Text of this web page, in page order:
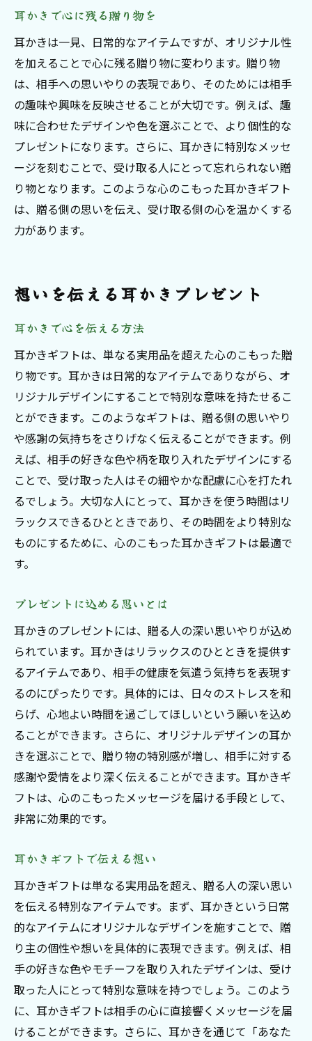
耳かきで心に残る贈り物を
耳かきは一見、日常的なアイテムですが、オリジナル性
を加えることで心に残る贈り物に変わります。贈り物
は、相手への思いやりの表現であり、そのためには相手
の趣味や興味を反映させることが大切です。例えば、趣
味に合わせたデザインや色を選ぶことで、より個性的な
プレゼントになります。さらに、耳かきに特別なメッセ
ージを刻むことで、受け取る人にとって忘れられない贈
り物となります。このような心のこもった耳かきギフト
は、贈る側の思いを伝え、受け取る側の心を温かくする
力があります。
想いを伝える耳かきプレゼント
耳かきで心を伝える方法
耳かきギフトは、単なる実用品を超えた心のこもった贈
り物です。耳かきは日常的なアイテムでありながら、オ
リジナルデザインにすることで特別な意味を持たせるこ
とができます。このようなギフトは、贈る側の思いやり
や感謝の気持ちをさりげなく伝えることができます。例
えば、相手の好きな色や柄を取り入れたデザインにする
ことで、受け取った人はその細やかな配慮に心を打たれ
るでしょう。大切な人にとって、耳かきを使う時間はリ
ラックスできるひとときであり、その時間をより特別な
ものにするために、心のこもった耳かきギフトは最適で
す。
プレゼントに込める思いとは
耳かきのプレゼントには、贈る人の深い思いやりが込め
られています。耳かきはリラックスのひとときを提供す
るアイテムであり、相手の健康を気遣う気持ちを表現す
るのにぴったりです。具体的には、日々のストレスを和
らげ、心地よい時間を過ごしてほしいという願いを込め
ることができます。さらに、オリジナルデザインの耳か
きを選ぶことで、贈り物の特別感が増し、相手に対する
感謝や愛情をより深く伝えることができます。耳かきギ
フトは、心のこもったメッセージを届ける手段として、
非常に効果的です。
耳かきギフトで伝える想い
耳かきギフトは単なる実用品を超え、贈る人の深い思い
を伝える特別なアイテムです。まず、耳かきという日常
的なアイテムにオリジナルなデザインを施すことで、贈
り主の個性や想いを具体的に表現できます。例えば、相
手の好きな色やモチーフを取り入れたデザインは、受け
取った人にとって特別な意味を持つでしょう。このよう
に、耳かきギフトは相手の心に直接響くメッセージを届
けることができます。さらに、耳かきを通じて「あなた